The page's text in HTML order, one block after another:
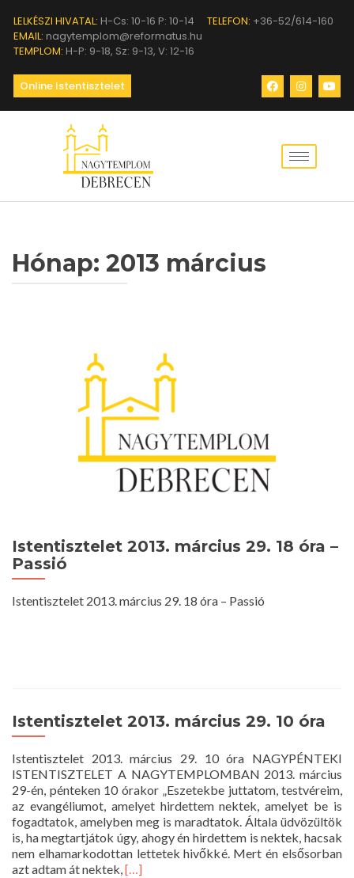
LELKÉSZI HIVATAL: H-Cs: 10-16 P: 10-14 TELEFON: +36-52/614-160
EMAIL: nagytemplom@reformatus.hu
TEMPLOM: H-P: 9-18, Sz: 9-13, V: 12-16
Online Istentisztelet
Hónap: 2013 március
Istentisztelet 2013. március 29. 18 óra –
Passió
Istentisztelet 2013. március 29. 18 óra – Passió
Istentisztelet 2013. március 29. 10 óra
Istentisztelet 2013. március 29. 10 óra NAGYPÉNTEKI
ISTENTISZTELET A NAGYTEMPLOMBAN 2013. március
29-én, pénteken 10 órakor „Eszetekbe juttatom, testvéreim,
az evangéliumot, amelyet hirdettem nektek, amelyet be is
fogadtatok, amelyben meg is maradtatok. Általa üdvözültök
is, ha megtartjátok úgy, ahogy én hirdettem is nektek, hacsak
nem elhamarkodottan lettetek hivőkké. Mert én elsősorban
azt adtam át nektek,Read
[…]